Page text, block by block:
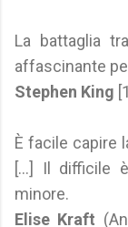
La battaglia
affascinante
Stephen King
È facile capire
[...] Il difficile
minore.
Elise Kraft